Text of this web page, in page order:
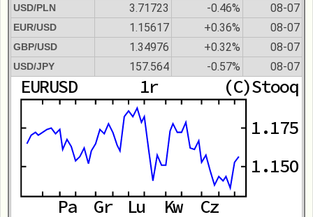
USD/PLN 3.71723 -0.46% 08-07
EUR/USD 1.15617 +0.36% 08-07
GBP/USD 1.34976 +0.32% 08-07
USD/JPY 157.564 -0.57% 08-07